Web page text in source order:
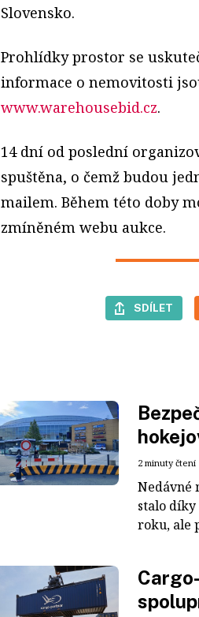
Slovensko.
Prohlídky prostor se
informace o nemovitosti
www.warehousebid.cz.
14 dní od poslední
spuštěna, o čemž budou
mailem. Během této doby
zmíněném webu aukce.
SDÍLET
2 minuty čtení
Nedávné
stalo
roku, ale